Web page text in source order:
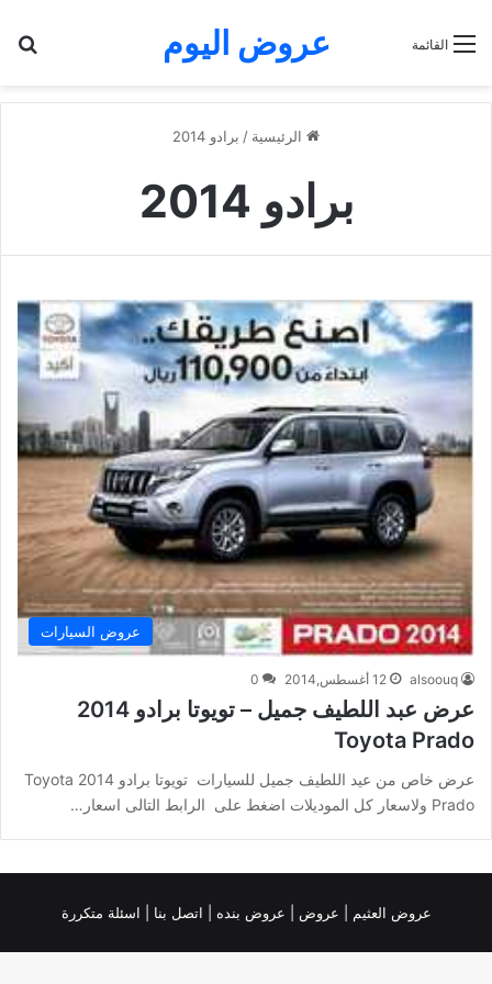
عروض اليوم القائمة
الرئيسية / برادو 2014
برادو 2014
عروض السيارات
alsoouq 12 أغسطس,2014 0
عرض عبد اللطيف جميل – تويوتا برادو 2014
Toyota Prado
عرض خاص من عيد اللطيف جميل للسيارات تويوتا برادو 2014 Toyota
Prado ولاسعار كل الموديلات اضغط على الرابط التالى اسعار…
عروض العثيم عروض عروض بنده | اتصل بنا | اسئلة متكررة